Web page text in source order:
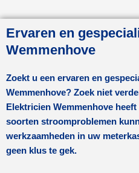
Ervaren en
Wemmenhove
Zoekt u een ervaren en
Wemmenhove? Zoek niet
Elektricien Wemmenhove
soorten stroomproblemen
werkzaamheden in uw
geen klus te gek.